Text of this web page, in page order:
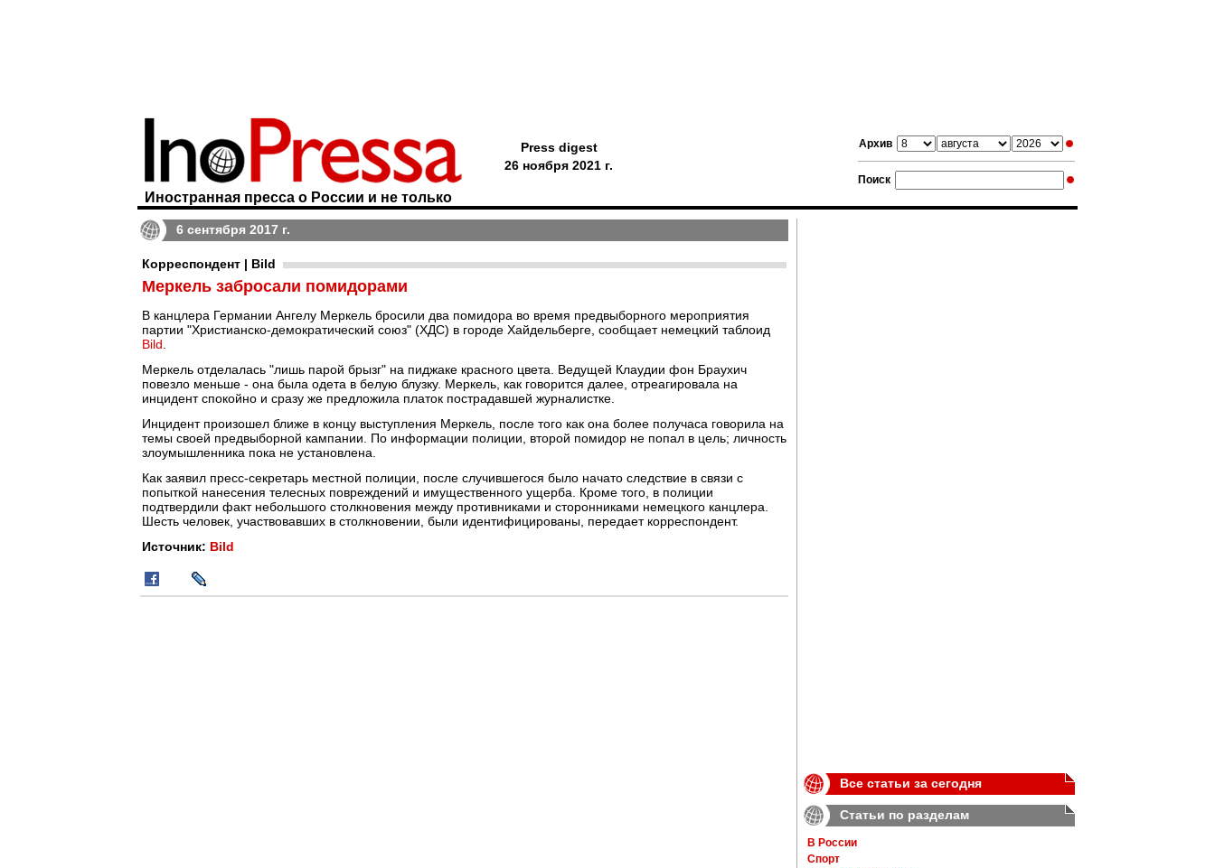
Архив
Поиск
Иностранная пресса о России и не только
Press digest
26 ноября 2021 г.
6 сентября 2017 г.
Корреспондент | Bild
Меркель забросали помидорами
В канцлера Германии Ангелу Меркель бросили два помидора во время предвыборного мероприятия
партии "Христианско-демократический союз" (ХДС) в городе Хайдельберге, сообщает немецкий таблоид
Bild
Меркель отделалась "лишь парой брызг" на пиджаке красного цвета. Ведущей Клаудии фон Браухич
повезло меньше - она была одета в белую блузку. Меркель, как говорится далее, отреагировала на
инцидент спокойно и сразу же предложила платок пострадавшей журналистке.
Инцидент произошел ближе в концу выступления Меркель, после того как она более получаса говорила на
темы своей предвыборной кампании. По информации полиции, второй помидор не попал в цель; личность
злоумышленника пока не установлена.
Как заявил пресс-секретарь местной полиции, после случившегося было начато следствие в связи с
попыткой нанесения телесных повреждений и имущественного ущерба. Кроме того, в полиции
подтвердили факт небольшого столкновения между противниками и сторонниками немецкого канцлера.
Шесть человек, участвовавших в столкновении, были идентифицированы, передает корреспондент.
Источник: Bild
Все статьи за сегодня
Статьи по разделам
В России
Спорт